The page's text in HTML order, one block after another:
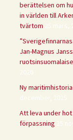
berättelsen om
in världen till
tvärtom
25 mars,
Jan-Magnus
2026
Ny
december, 2025
Att leva under hot
förpassning
25